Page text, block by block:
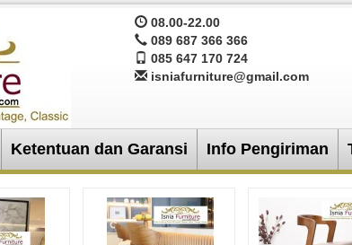
08.00-22.00
089 687 366 366
085 647 170 724
isniafurniture@gmail.com
Ketentuan dan Garansi Info Pengiriman